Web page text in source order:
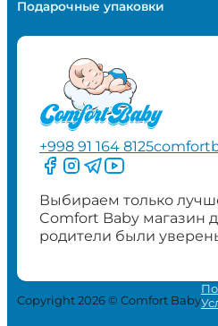
Подарочные упаковки
+998 91 164 8125
Следите за нами на
Следите за нами в
Следите за нами в
Следите за
Выбираем только
Comfort Baby магазин
родители были
Copyright 2026 © Comfort Baby